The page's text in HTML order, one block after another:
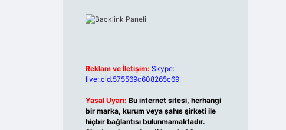
Reklam ve İletişim: Skype:
live:.cid.575569c608265c69
Yasal Uyarı: Bu internet sitesi, herhangi
bir marka, kurum veya şahıs şirketi ile
hiçbir bağlantısı bulunmamaktadır.